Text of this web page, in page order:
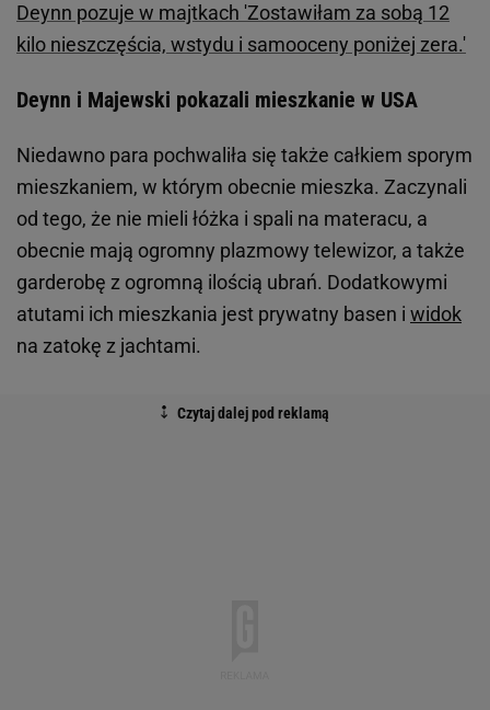
Deynn pozuje w majtkach 'Zostawiłam za sobą 12
kilo nieszczęścia, wstydu i samooceny poniżej zera.'
Deynn i Majewski pokazali mieszkanie w USA
Niedawno para pochwaliła się także całkiem sporym
mieszkaniem, w którym obecnie mieszka. Zaczynali
od tego, że nie mieli łóżka i spali na materacu, a
obecnie mają ogromny plazmowy telewizor, a także
garderobę z ogromną ilością ubrań. Dodatkowymi
atutami ich mieszkania jest prywatny basen i widok
na zatokę z jachtami.